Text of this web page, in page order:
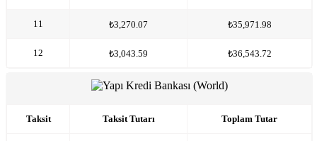
11 ₺3,270.07 ₺35,971.98
12 ₺3,043.59 ₺36,543.72
Taksit Taksit Tutarı Toplam Tutar